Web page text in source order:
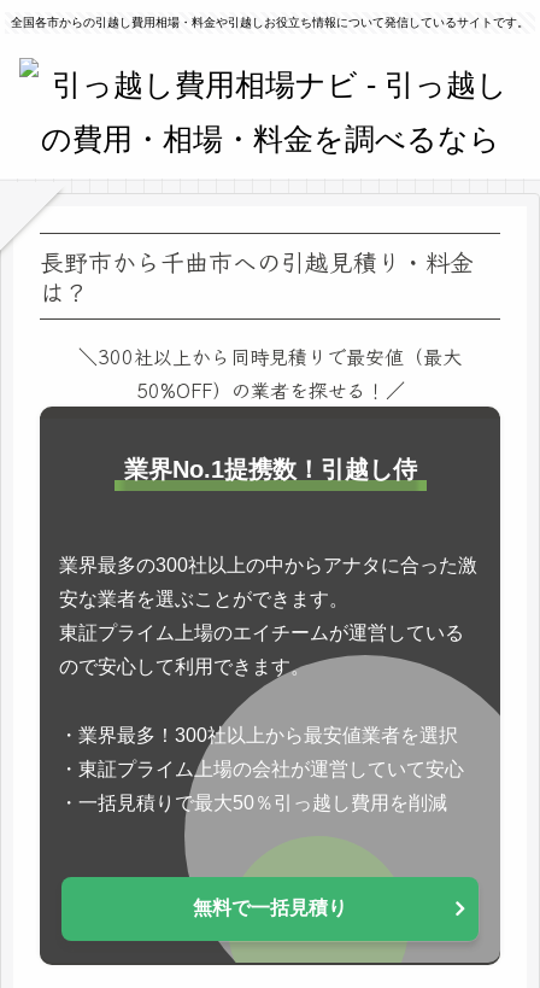
全国各市からの引越し費用相場・料金や引越しお役立ち情報について発信しているサイトです。
長野市から千曲市への引越見積り・料金
は？
＼300社以上から同時見積りで最安値（最大
50%OFF）の業者を探せる！／
業界No.1提携数！引越し侍
業界最多の300社以上の中からアナタに合った激
安な業者を選ぶことができます。
東証プライム上場のエイチームが運営している
ので安心して利用できます。
・業界最多！300社以上から最安値業者を選択
・東証プライム上場の会社が運営していて安心
・一括見積りで最大50％引っ越し費用を削減
無料で一括見積り